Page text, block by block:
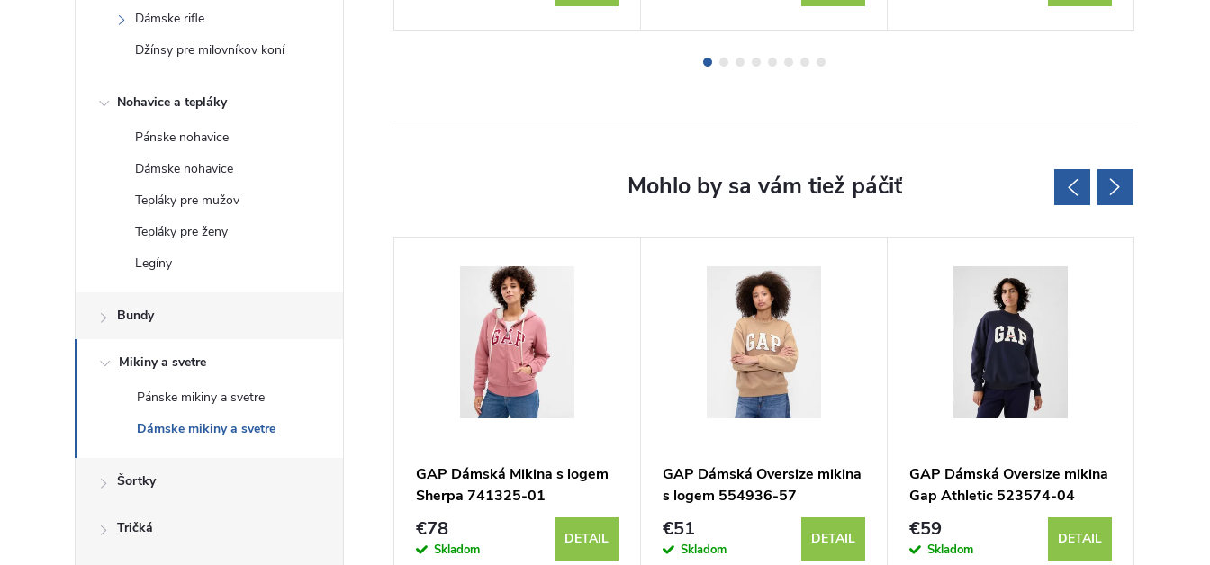
Dámske rifle
Džínsy pre milovníkov koní
Nohavice a tepláky
Pánske nohavice
Dámske nohavice
Tepláky pre mužov
Tepláky pre ženy
Legíny
Bundy
Mikiny a svetre
Pánske mikiny a svetre
Dámske mikiny a svetre
Šortky
Tričká
DETAIL
GAP Dámská Mikina s logem
Sherpa 741325-01
€78
Skladom
DETAIL
GAP Dámská Oversize mikina
s logem 554936-57
€51
Skladom
DETAIL
GAP Dámská Oversize mikina
Gap Athletic 523574-04
€59
Skladom
DETAIL